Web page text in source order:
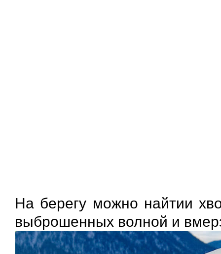
На берегу можно найтии
выброшенных волной и